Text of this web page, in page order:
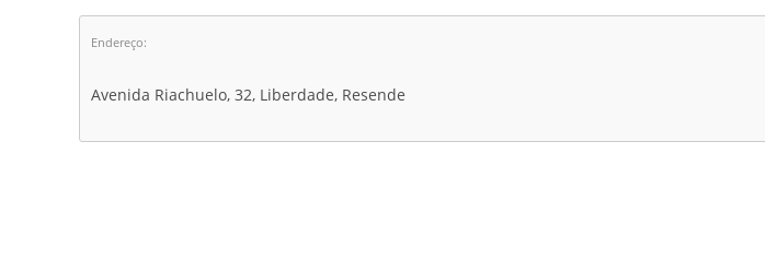
Endereço:
Avenida Riachuelo, 32, Liberdade, Resende